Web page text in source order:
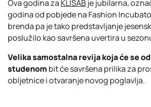
Ova godina za KLISABje jubilarna,
godina od pobjede na Fashion
brenda pa je tako predstavljanje
poslužilo kao savršena uvertira u
Velika samostalna revija koja će se
studenom bit će savršena prilika za
obljetnice i otvaranje novog poglavlja.